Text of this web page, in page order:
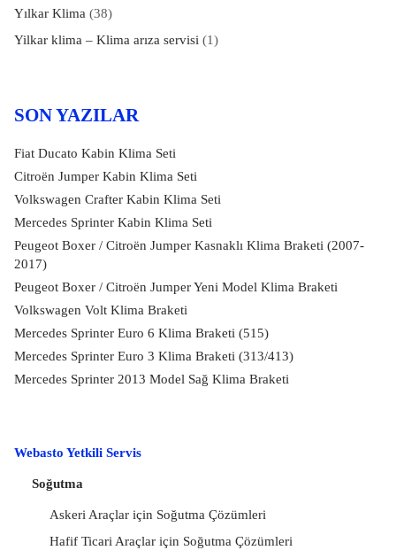
Yılkar Klima (38)
Yilkar klima – Klima arıza servisi (1)
SON YAZILAR
Fiat Ducato Kabin Klima Seti
Citroën Jumper Kabin Klima Seti
Volkswagen Crafter Kabin Klima Seti
Mercedes Sprinter Kabin Klima Seti
Peugeot Boxer / Citroën Jumper Kasnaklı Klima Braketi (2007-
2017)
Peugeot Boxer / Citroën Jumper Yeni Model Klima Braketi
Volkswagen Volt Klima Braketi
Mercedes Sprinter Euro 6 Klima Braketi (515)
Mercedes Sprinter Euro 3 Klima Braketi (313/413)
Mercedes Sprinter 2013 Model Sağ Klima Braketi
Webasto Yetkili Servis
Soğutma
Askeri Araçlar için Soğutma Çözümleri
Hafif Ticari Araçlar için Soğutma Çözümleri